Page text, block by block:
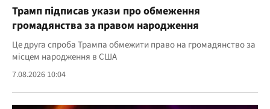
Трамп підписав укази про обмеження
громадянства за правом народження
Це друга спроба Трампа обмежити право на громадянство за
місцем народження в США
7.08.2026 10:04